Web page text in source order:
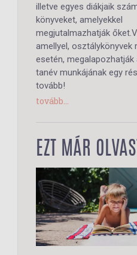
illetve egyes diákjaik
könyveket, amelyekkel
megjutalmazhatják
amellyel, osztálykönyvek
esetén, megalapozhatják
tanév munkájának egy
tovább!
tovább...
EZT MÁR